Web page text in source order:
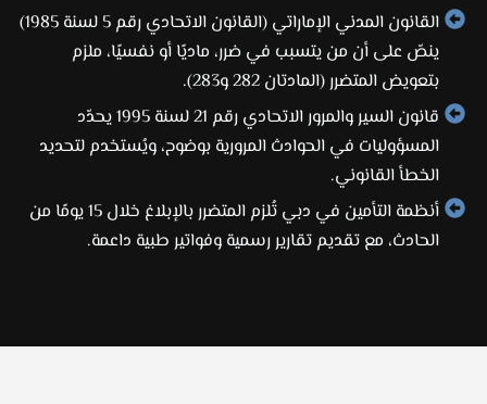
القانون المدني الإماراتي (القانون الاتحادي رقم 5 لسنة 1985)
ينصّ على أن من يتسبب في ضرر، ماديًا أو نفسيًا، ملزم
بتعويض المتضرر (المادتان 282 و283).
قانون السير والمرور الاتحادي رقم 21 لسنة 1995 يحدّد
المسؤوليات في الحوادث المرورية بوضوح، ويُستخدم لتحديد
الخطأ القانوني.
أنظمة التأمين في دبي تُلزم المتضرر بالإبلاغ خلال 15 يومًا من
الحادث، مع تقديم تقارير رسمية وفواتير طبية داعمة.